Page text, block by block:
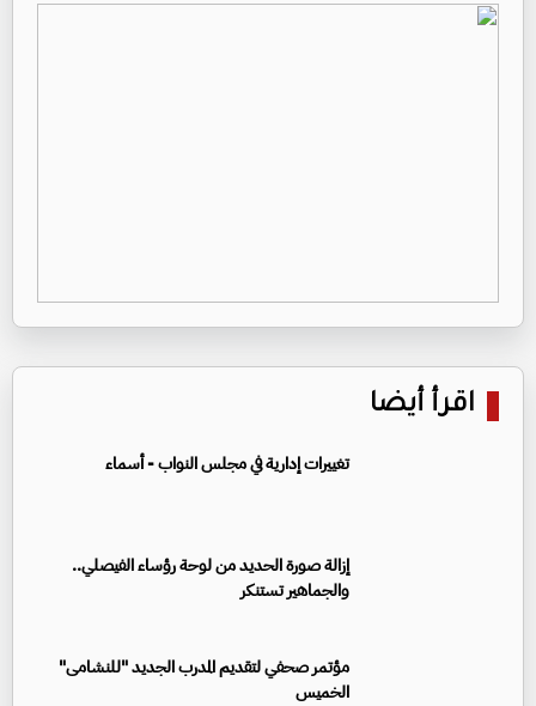
اقرأ أيضا
تغييرات إدارية في مجلس النواب - أسماء
إزالة صورة الحديد من لوحة رؤساء الفيصلي..
والجماهير تستنكر
مؤتمر صحفي لتقديم المدرب الجديد "للنشامى"
الخميس